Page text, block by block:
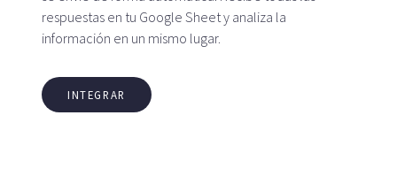
respuestas en tu Google Sheet y analiza la
información en un mismo lugar.
INTEGRAR